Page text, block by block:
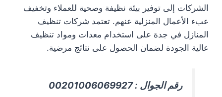
الشركات إلى توفير بيئة نظيفة وصحية للعملاء وتخفيف
عبء الأعمال المنزلية عنهم. تعتمد شركات تنظيف
المنازل في جدة على استخدام معدات ومواد تنظيف
عالية الجودة لضمان الحصول على نتائج مرضية.
رقم الجوال : 00201006069927